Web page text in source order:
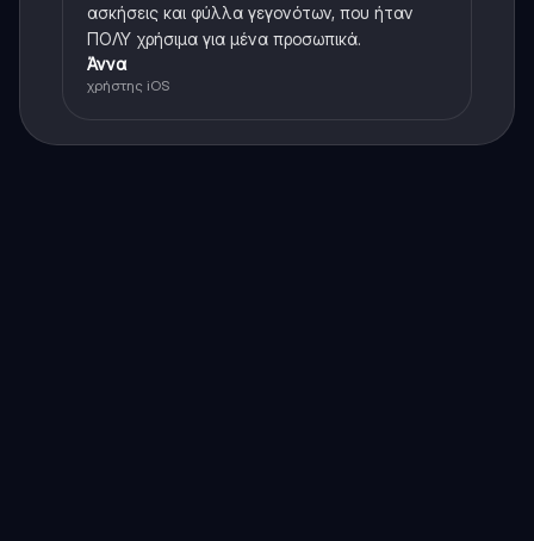
ασκήσεις και φύλλα γεγονότων, που ήταν
ΠΟΛΥ χρήσιμα για μένα προσωπικά.
Άννα
χρήστης iOS